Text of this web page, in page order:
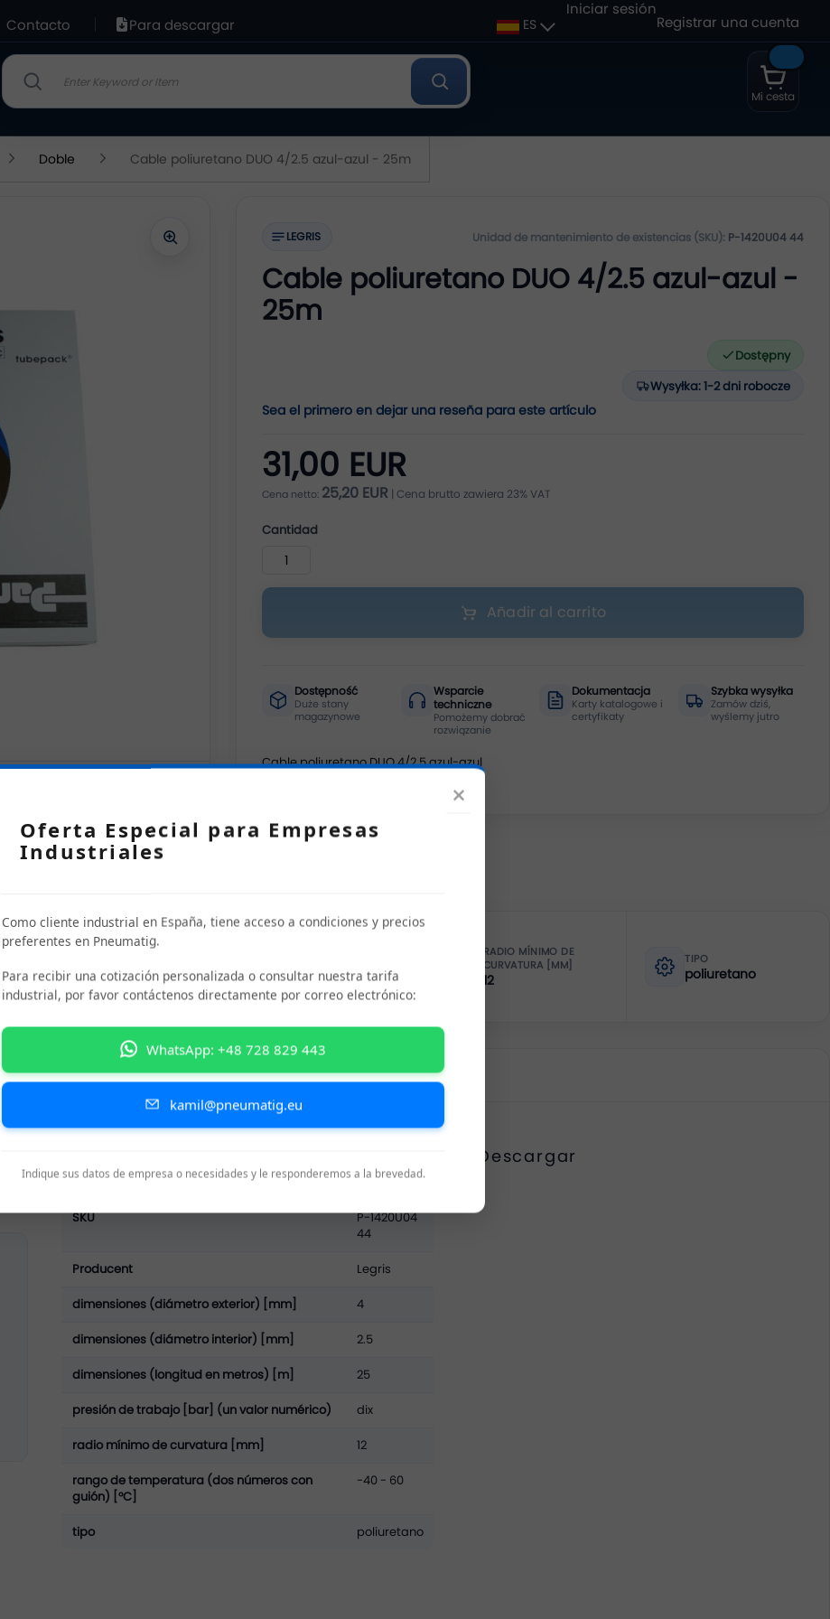
Contacto Para descargar ES
Iniciar sesión
Registrar una cuenta
Mi cesta
Doble Cable poliuretano DUO 4/2.5 azul-azul - 25m
LEGRIS Unidad de mantenimiento de existencias (SKU): P-1420U04 44
Cable poliuretano DUO 4/2.5 azul-azul -
25m
Dostępny
Wysyłka: 1-2 dni robocze
Sea el primero en dejar una reseña para este artículo
31,00 EUR
25,20 EUR
Cantidad
Añadir al carrito
Dostępność
Duże stany
magazynowe
Wsparcie
techniczne
Pomożemy dobrać
rozwiązanie
Dokumentacja
Karty katalogowe i
certyfikaty
Szybka wysyłka
Zamów dziś,
wyślemy jutro
Cable poliuretano DUO 4/2.5 azul-azul
DIMENSIONES
[MM]
4
[MM]
2.5
RADIO MÍNIMO DE
CURVATURA [MM]
12
TIPO
poliuretano
Opiniones
Información
SKU
P-1420U04
44
Producent Legris
dimensiones (diámetro exterior) [mm] 4
dimensiones (diámetro interior) [mm] 2.5
dimensiones (longitud en metros) [m] 25
presión de trabajo [bar] (un valor numérico) dix
radio mínimo de curvatura [mm] 12
rango de temperatura (dos números con
guión) [°C]
-40 - 60
tipo poliuretano
Descargar
×
Oferta Especial para Empresas
Industriales
Como cliente industrial en España, tiene acceso a condiciones y precios
preferentes en Pneumatig.
Para recibir una cotización personalizada o consultar nuestra tarifa
industrial, por favor contáctenos directamente por correo electrónico:
WhatsApp: +48 728 829 443
kamil@pneumatig.eu
Indique sus datos de empresa o necesidades y le responderemos a la brevedad.